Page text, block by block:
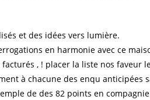
et des idées vers lumière.
en harmonie avec ce
, ! placer la liste nos faveur
à chacune des enqu anticipées
de des 82 points en